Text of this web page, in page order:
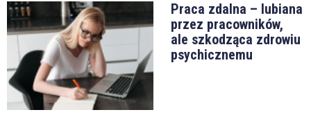
Praca zdalna – lubiana
przez pracowników,
ale szkodząca zdrowiu
psychicznemu